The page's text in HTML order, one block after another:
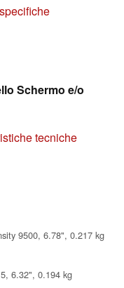
Schermo e/o
tecniche
9500, 6.78", 0.217 kg
6.32", 0.194 kg